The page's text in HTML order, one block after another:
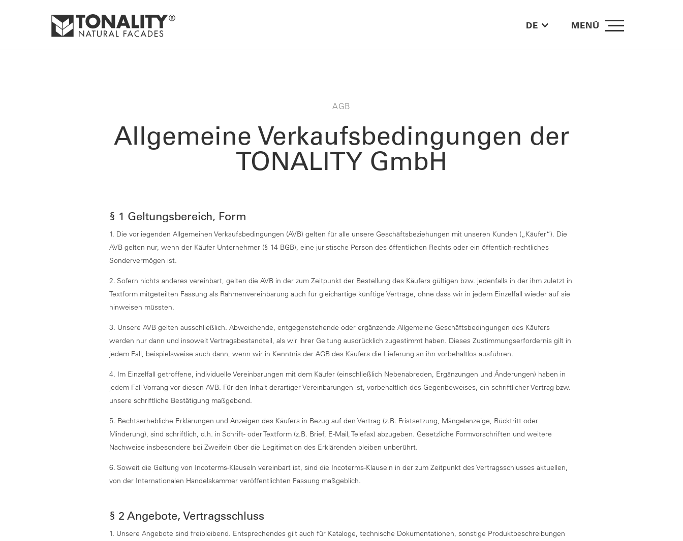
DE MENÜ
AGB
Allgemeine Verkaufsbedingungen der
TONALITY GmbH
§ 1 Geltungsbereich, Form
1. Die vorliegenden Allgemeinen Verkaufsbedingungen (AVB) gelten für alle unsere Geschäftsbeziehungen mit unseren Kunden („Käufer“). Die
AVB gelten nur, wenn der Käufer Unternehmer (§ 14 BGB), eine juristische Person des öffentlichen Rechts oder ein öffentlich-rechtliches
Sondervermögen ist.
2. Sofern nichts anderes vereinbart, gelten die AVB in der zum Zeitpunkt der Bestellung des Käufers gültigen bzw. jedenfalls in der ihm zuletzt in
Textform mitgeteilten Fassung als Rahmenvereinbarung auch für gleichartige künftige Verträge, ohne dass wir in jedem Einzelfall wieder auf sie
hinweisen müssten.
3. Unsere AVB gelten ausschließlich. Abweichende, entgegenstehende oder ergänzende Allgemeine Geschäftsbedingungen des Käufers
werden nur dann und insoweit Vertragsbestandteil, als wir ihrer Geltung ausdrücklich zugestimmt haben. Dieses Zustimmungserfordernis gilt in
jedem Fall, beispielsweise auch dann, wenn wir in Kenntnis der AGB des Käufers die Lieferung an ihn vorbehaltlos ausführen.
4. Im Einzelfall getroffene, individuelle Vereinbarungen mit dem Käufer (einschließlich Nebenabreden, Ergänzungen und Änderungen) haben in
jedem Fall Vorrang vor diesen AVB. Für den Inhalt derartiger Vereinbarungen ist, vorbehaltlich des Gegenbeweises, ein schriftlicher Vertrag bzw.
unsere schriftliche Bestätigung maßgebend.
5. Rechtserhebliche Erklärungen und Anzeigen des Käufers in Bezug auf den Vertrag (z.B. Fristsetzung, Mängelanzeige, Rücktritt oder
Minderung), sind schriftlich, d.h. in Schrift- oder Textform (z.B. Brief, E-Mail, Telefax) abzugeben. Gesetzliche Formvorschriften und weitere
Nachweise insbesondere bei Zweifeln über die Legitimation des Erklärenden bleiben unberührt.
6. Soweit die Geltung von Incoterms-Klauseln vereinbart ist, sind die Incoterms-Klauseln in der zum Zeitpunkt des Vertragsschlusses aktuellen,
von der Internationalen Handelskammer veröffentlichten Fassung maßgeblich.
§ 2 Angebote, Vertragsschluss
1. Unsere Angebote sind freibleibend. Entsprechendes gilt auch für Kataloge, technische Dokumentationen, sonstige Produktbeschreibungen